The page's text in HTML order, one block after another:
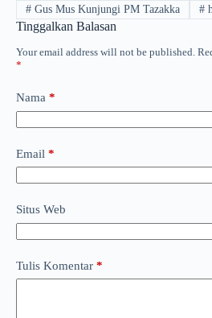
#Gus Mus Kunjungi PM Tazakka #
Tinggalkan Balasan
Your email address will not be published.
*
Nama *
Email *
Situs Web
Tulis Komentar *